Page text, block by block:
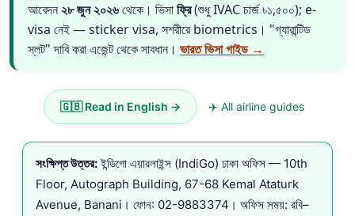
আবেদন২৮ জুন ২০২৬থেকে। ভিসাফ্রি(শুধু IVAC চার্জ ৳১,৫০০); e-
visa নেই — sticker visa, সশরীরে biometrics। "গ্যারান্টিড
স্লট" দাবি করা এজেন্ট থেকে সাবধান। ভারত ভিসা গাইড →
🇬🇧 Read in English → ✈️ All airline guides
সংক্ষিপ্ত উত্তর:ইন্ডিগো এয়ারলাইন্স (IndiGo) ঢাকা অফিস — 10th
Floor, Autograph Building, 67-68 Kemal Ataturk
Avenue, Banani। ফোন: 02-9883374 । অফিস সময়: রবি–